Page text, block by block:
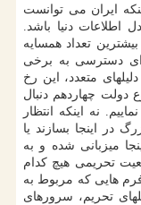
ایران می توانست
اطلاعات دنیا باشد.
تعداد همسایه
و برای دسترسی به برخی
متعدد، این رخ
چهاردهم دنبال
نه اینکه انتظار
در اینجا بسازند یا
میزبانی شده و به
تحریمی هیچ کدام
هایی که مربوط به
تحریم، سرورهای